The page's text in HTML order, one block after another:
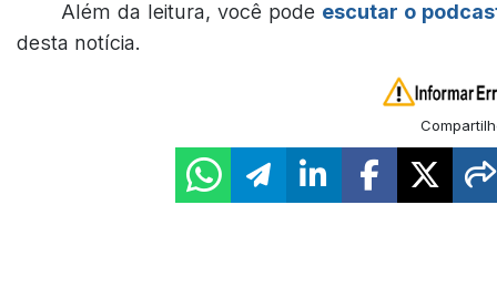
Além da leitura, você pode escutar o
desta notícia.